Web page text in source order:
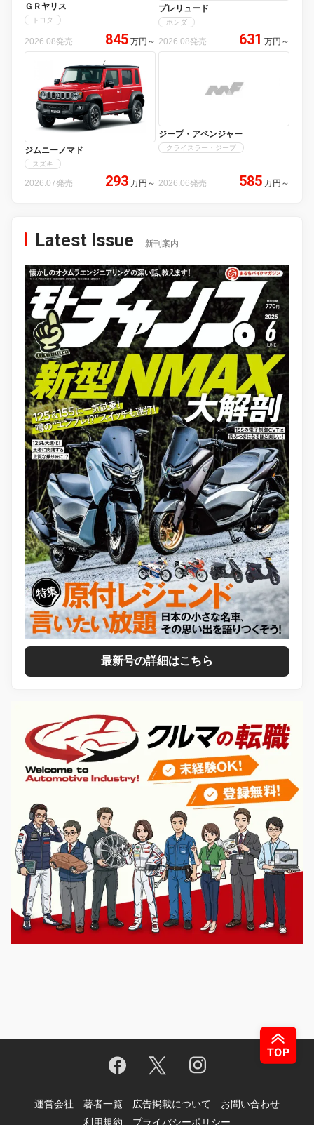
ＧＲヤリス
トヨタ
2026.08発売 845 万円 ～
プレリュード
ホンダ
2026.08発売 631 万円 ～
ジムニーノマド
スズキ
2026.07発売 293 万円 ～
ジープ・アベンジャー
クライスラー・ジープ
2026.06発売 585 万円 ～
Latest Issue 新刊案内
最新号の詳細はこちら
運営会社 著者一覧 広告掲載について
お問い合わせ
利用規約
プライバシーポリシー